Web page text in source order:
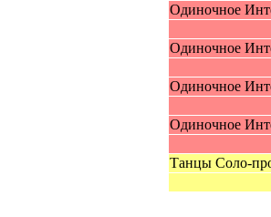
Oдиночное
Oдиночное
Oдиночное
Oдиночное
Tанцы Cоло-